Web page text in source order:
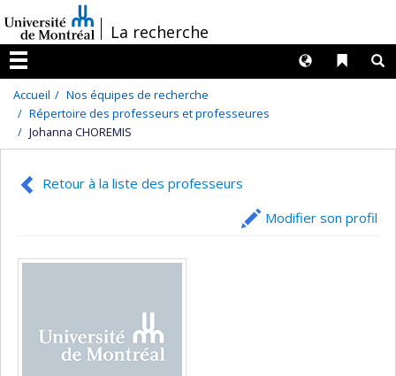
au
contenu
/La recherche
Menu
Liens
Langues
Accueil
Nos équipes de recherche
Répertoire des professeurs et professeures
Johanna CHOREMIS
Retour à la liste des professeurs
Modifier son profil